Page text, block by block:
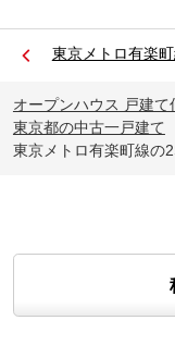
東京メトロ有楽
オープンハウス 戸建て
東京都の中古一戸建て
東京メトロ有楽町線の